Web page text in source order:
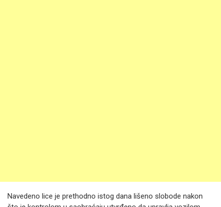
Navedeno lice je prethodno istog dana lišeno slobode nakon